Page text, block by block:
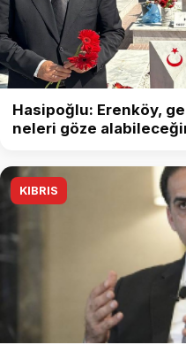
Hasipoğlu: Erenköy,
neleri göze
KIBRIS